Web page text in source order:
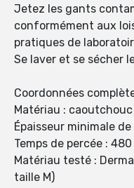
Jetez les gants
conformément aux
pratiques de
Se laver et se sécher
Coordonnées
Matériau :
Épaisseur minimale de
Temps de percée :
Matériau testé :
taille M)